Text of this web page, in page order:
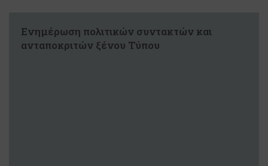
Ενημέρωση πολιτικών συντακτών και
ανταποκριτών ξένου Τύπου